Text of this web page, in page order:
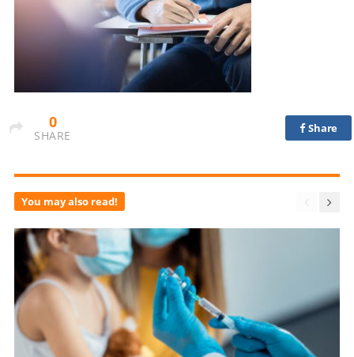
0
SHARE
Share
You may also read!